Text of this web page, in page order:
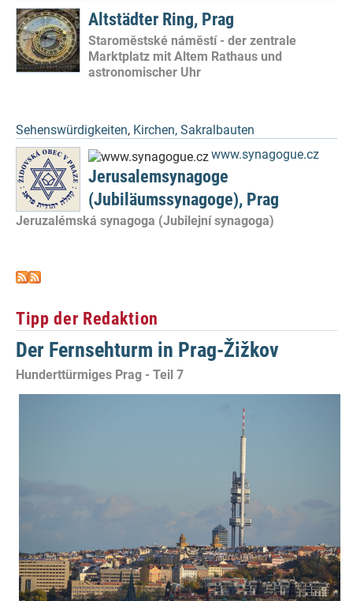
Altstädter Ring, Prag
Staroměstské náměstí - der zentrale
Marktplatz mit Altem Rathaus und
astronomischer Uhr
Sehenswürdigkeiten, Kirchen, Sakralbauten
www.synagogue.cz
Jerusalemsynagoge
(Jubiläumssynagoge), Prag
Jeruzalémská synagoga (Jubilejní synagoga)
Tipp der Redaktion
Der Fernsehturm in Prag-Žižkov
Hunderttürmiges Prag - Teil 7